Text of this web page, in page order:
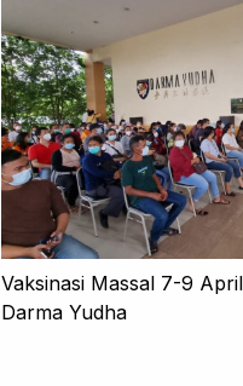
Vaksinasi Massal 7-9
Darma Yudha